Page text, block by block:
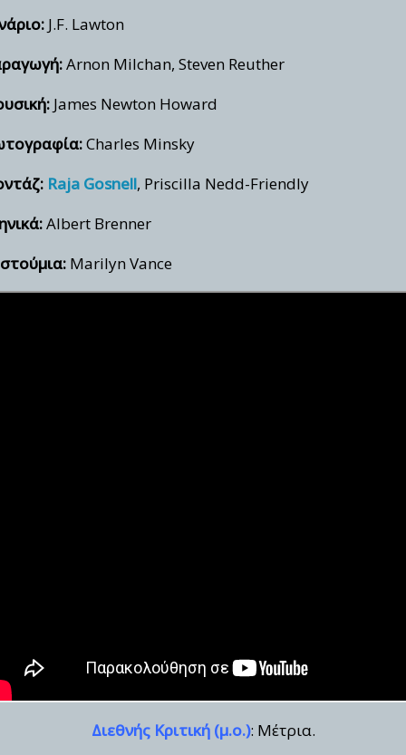
J.F. Lawton
Arnon Milchan, Steven Reuther
James Newton Howard
Charles Minsky
Raja Gosnell, Priscilla Nedd-Friendly
Albert Brenner
Marilyn Vance
Διεθνής Κριτική (μ.ο.): Μέτρια.